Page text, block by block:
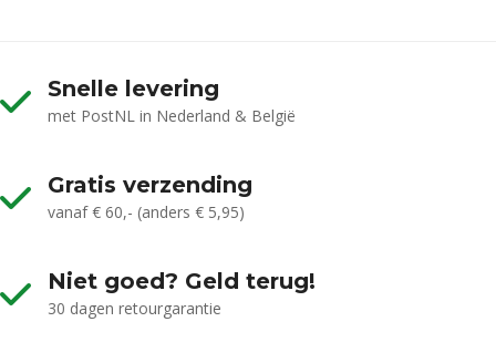
Snelle levering
met PostNL in Nederland & België
Gratis verzending
vanaf € 60,- (anders € 5,95)
Niet goed? Geld terug!
30 dagen retourgarantie